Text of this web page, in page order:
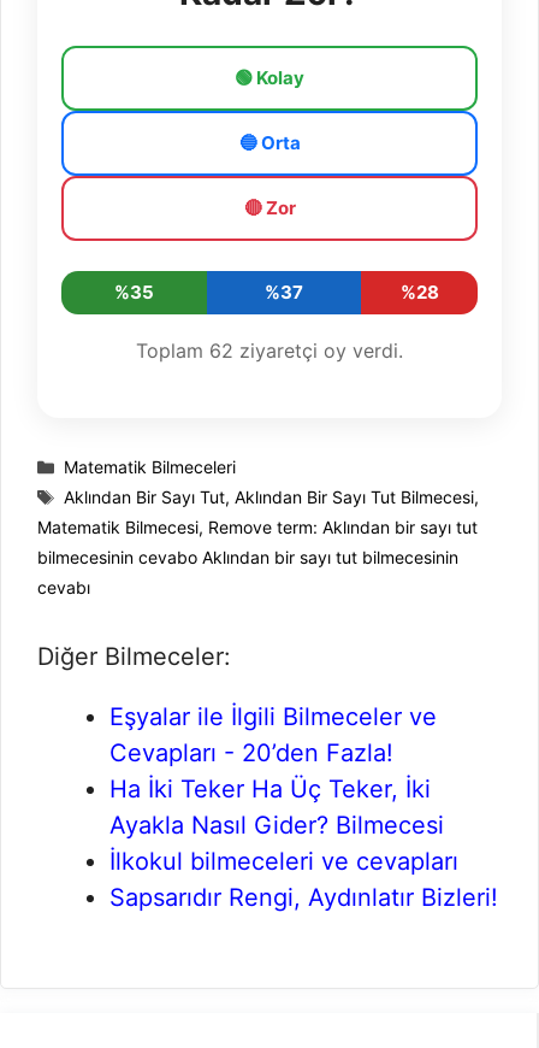
🟢 Kolay
🔵 Orta
🔴 Zor
%35 %37 %28
Toplam 62 ziyaretçi oy verdi.
Kategoriler
Matematik Bilmeceleri
Etiketler
Aklından Bir Sayı Tut,Aklından Bir Sayı Tut Bilmecesi,
Matematik Bilmecesi, Remove term: Aklından bir sayı tut
bilmecesinin cevabo Aklından bir sayı tut bilmecesinin
cevabı
Diğer Bilmeceler:
Eşyalar ile İlgili Bilmeceler ve
Cevapları - 20’den Fazla!
Ha İki Teker Ha Üç Teker, İki
Ayakla Nasıl Gider? Bilmecesi
İlkokul bilmeceleri ve cevapları
Sapsarıdır Rengi, Aydınlatır Bizleri!